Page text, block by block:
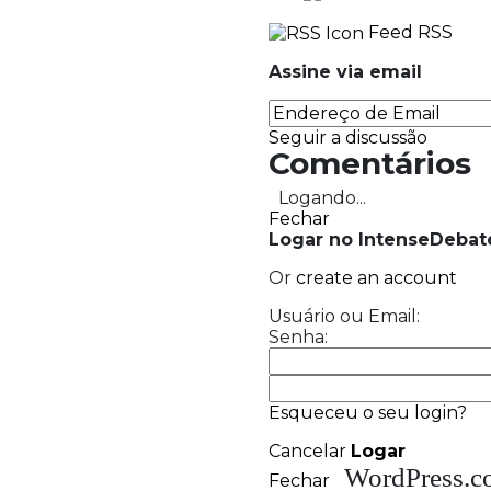
Comentar como Visitante, ou
Nome
Mostrar junto aos seus comentários.